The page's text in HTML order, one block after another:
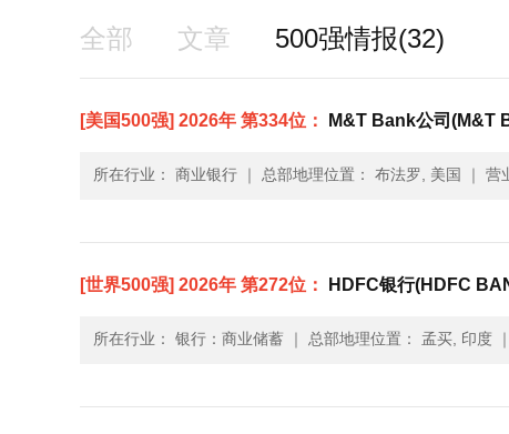
全部 文章 500强情报(32)
[美国500强] 2026年 第334位： M&T Bank公司(M&T
所在行业： 商业银行 ｜ 总部地理位置： 布法罗, 美国 ｜ 营
[世界500强] 2026年 第272位： HDFC银行(HDFC
所在行业： 银行：商业储蓄 ｜ 总部地理位置： 孟买, 印度 ｜